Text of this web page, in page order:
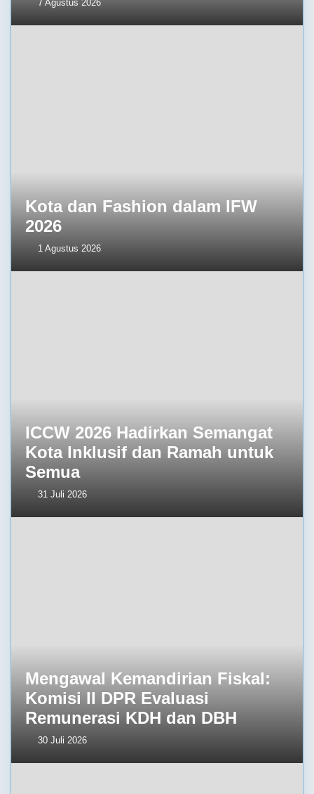
7 Agustus 2026
Kota dan Fashion dalam IFW
2026
1 Agustus 2026
ICCW 2026 Hadirkan Semangat
Kota Inklusif dan Ramah untuk
Semua
31 Juli 2026
Mengawal Kemandirian Fiskal:
Komisi II DPR Evaluasi
Remunerasi KDH dan DBH
30 Juli 2026